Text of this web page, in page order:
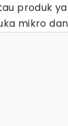
produk
mikro